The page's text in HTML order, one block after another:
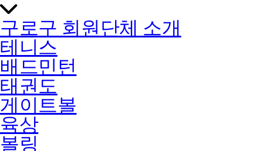
구로구 회원단체 소개
테니스
배드민턴
태권도
게이트볼
육상
볼링